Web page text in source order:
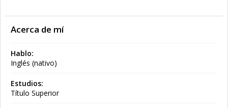
Acerca de mí
Hablo:
Inglés (nativo)
Estudios:
Título Superior